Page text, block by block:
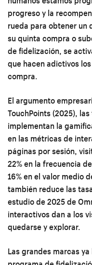
progreso y la
rueda para obtener un
su quinta compra o
de fidelización, se
que hacen adictivos
compra.
El argumento
TouchPoints (2025),
implementan la
en las métricas de
páginas por sesión,
22% en la frecuencia
16% en el valor medio
también reduce las
estudio de 2025 de
interactivos dan a los
quedarse y explorar.
Las grandes marcas